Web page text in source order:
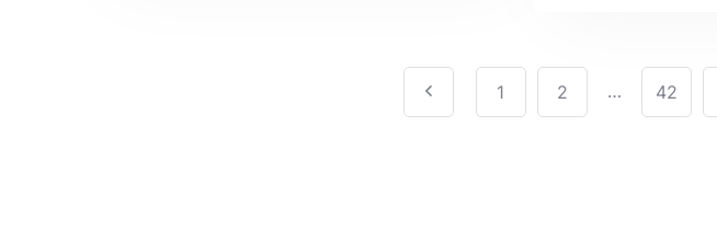
1 2 … 42